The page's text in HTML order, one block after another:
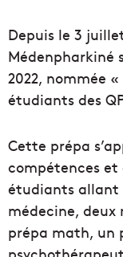
Depuis le 3
Médenpharkiné
2022, nommée
étudiants des
Cette prépa
compétences et
étudiants allant
médecine, deux
prépa math, un